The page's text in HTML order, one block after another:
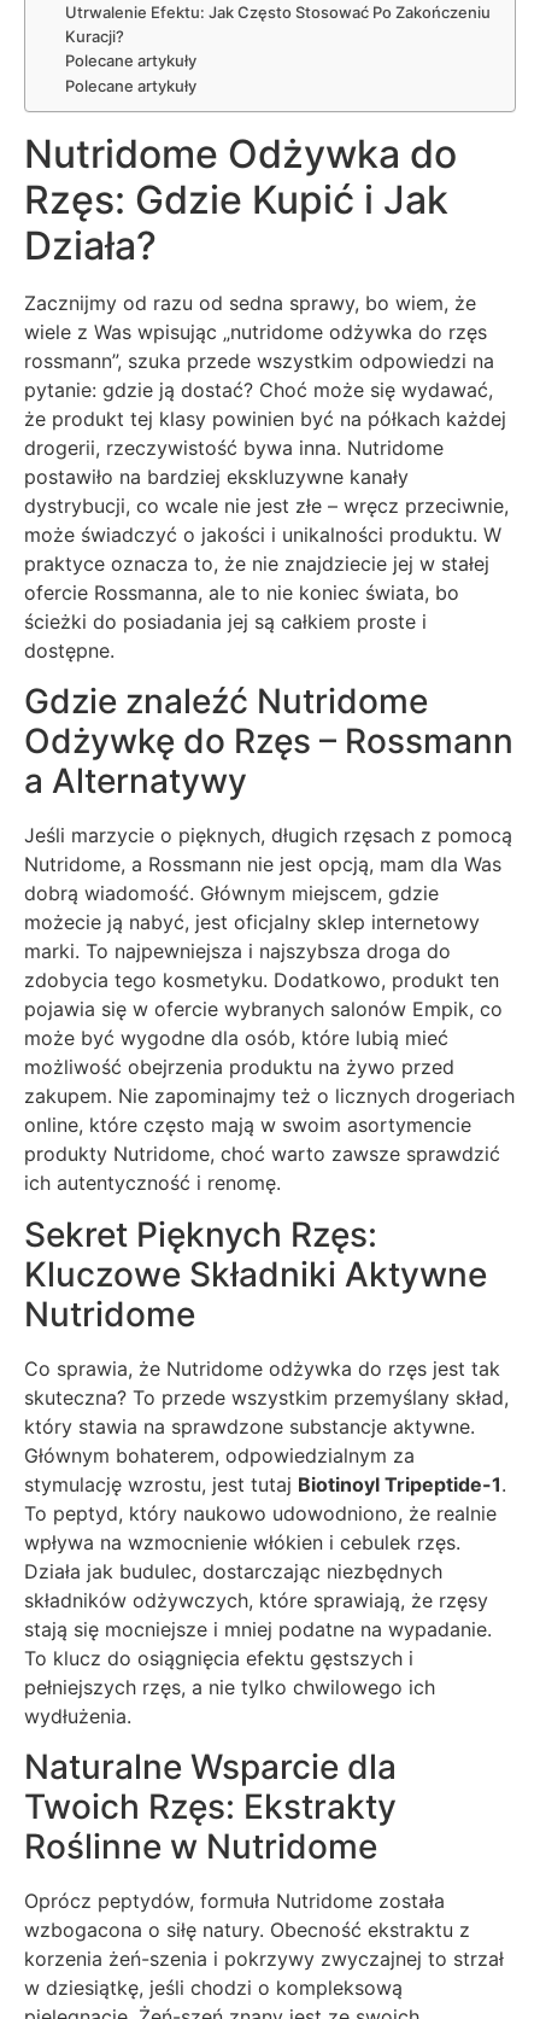
Utrwalenie Efektu: Jak Często Stosować Po Zakończeniu
Kuracji?
Polecane artykuły
Polecane artykuły
Nutridome Odżywka do
Rzęs: Gdzie Kupić i Jak
Działa?
Zacznijmy od razu od sedna sprawy, bo wiem, że
wiele z Was wpisując „nutridome odżywka do rzęs
rossmann”, szuka przede wszystkim odpowiedzi na
pytanie: gdzie ją dostać? Choć może się wydawać,
że produkt tej klasy powinien być na półkach każdej
drogerii, rzeczywistość bywa inna. Nutridome
postawiło na bardziej ekskluzywne kanały
dystrybucji, co wcale nie jest złe – wręcz przeciwnie,
może świadczyć o jakości i unikalności produktu. W
praktyce oznacza to, że nie znajdziecie jej w stałej
ofercie Rossmanna, ale to nie koniec świata, bo
ścieżki do posiadania jej są całkiem proste i
dostępne.
Gdzie znaleźć Nutridome
Odżywkę do Rzęs – Rossmann
a Alternatywy
Jeśli marzycie o pięknych, długich rzęsach z pomocą
Nutridome, a Rossmann nie jest opcją, mam dla Was
dobrą wiadomość. Głównym miejscem, gdzie
możecie ją nabyć, jest oficjalny sklep internetowy
marki. To najpewniejsza i najszybsza droga do
zdobycia tego kosmetyku. Dodatkowo, produkt ten
pojawia się w ofercie wybranych salonów Empik, co
może być wygodne dla osób, które lubią mieć
możliwość obejrzenia produktu na żywo przed
zakupem. Nie zapominajmy też o licznych drogeriach
online, które często mają w swoim asortymencie
produkty Nutridome, choć warto zawsze sprawdzić
ich autentyczność i renomę.
Sekret Pięknych Rzęs:
Kluczowe Składniki Aktywne
Nutridome
Co sprawia, że Nutridome odżywka do rzęs jest tak
skuteczna? To przede wszystkim przemyślany skład,
który stawia na sprawdzone substancje aktywne.
Głównym bohaterem, odpowiedzialnym za
stymulację wzrostu, jest tutaj Biotinoyl Tripeptide-1.
To peptyd, który naukowo udowodniono, że realnie
wpływa na wzmocnienie włókien i cebulek rzęs.
Działa jak budulec, dostarczając niezbędnych
składników odżywczych, które sprawiają, że rzęsy
stają się mocniejsze i mniej podatne na wypadanie.
To klucz do osiągnięcia efektu gęstszych i
pełniejszych rzęs, a nie tylko chwilowego ich
wydłużenia.
Naturalne Wsparcie dla
Twoich Rzęs: Ekstrakty
Roślinne w Nutridome
Oprócz peptydów, formuła Nutridome została
wzbogacona o siłę natury. Obecność ekstraktu z
korzenia żeń-szenia i pokrzywy zwyczajnej to strzał
w dziesiątkę, jeśli chodzi o kompleksową